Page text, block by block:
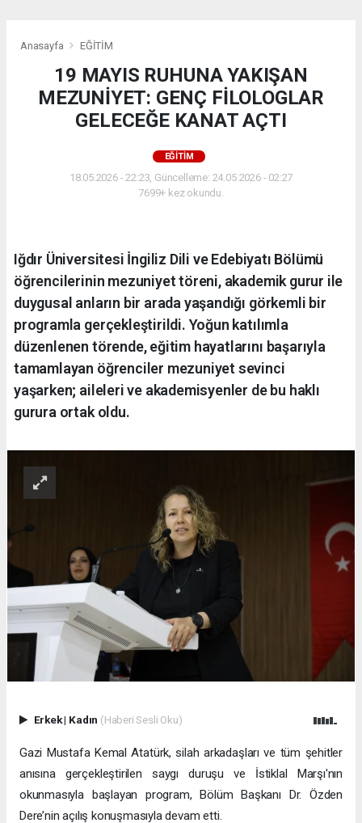
Anasayfa EĞİTİM
19 MAYIS RUHUNA YAKIŞAN
MEZUNİYET: GENÇ FİLOLOGLAR
GELECEĞE KANAT AÇTI
EĞİTİM
18.05.2026 - 22:23, Güncelleme: 24.05.2026 - 02:27
7699+ kez okundu.
Iğdır Üniversitesi İngiliz Dili ve Edebiyatı Bölümü
öğrencilerinin mezuniyet töreni, akademik gurur ile
duygusal anların bir arada yaşandığı görkemli bir
programla gerçekleştirildi. Yoğun katılımla
düzenlenen törende, eğitim hayatlarını başarıyla
tamamlayan öğrenciler mezuniyet sevinci
yaşarken; aileleri ve akademisyenler de bu haklı
gurura ortak oldu.
Erkek| Kadın (Haberi Sesli Oku)
Gazi Mustafa Kemal Atatürk, silah arkadaşları ve tüm şehitler
anısına gerçekleştirilen saygı duruşu ve İstiklal Marşı'nın
okunmasıyla başlayan program, Bölüm Başkanı Dr. Özden
Dere’nin açılış konuşmasıyla devam etti.